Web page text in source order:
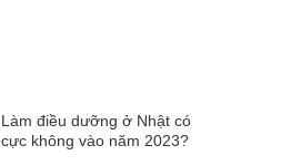
Làm điều dưỡng ở Nhật có
cực không vào năm 2023?